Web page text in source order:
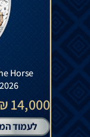
Horse
14,000 ₪
לעמוד